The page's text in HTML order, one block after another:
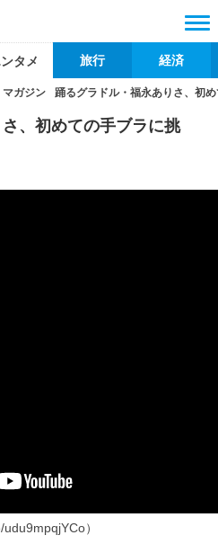
タメ 旅行 経済
マガジン 踊るグラドル・福永ありさ、初
、初めての手ブラに挑
）